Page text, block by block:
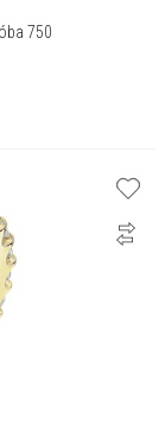
750